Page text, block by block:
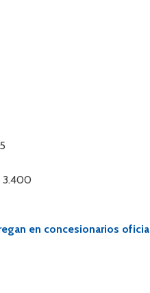
3.400
en concesionarios